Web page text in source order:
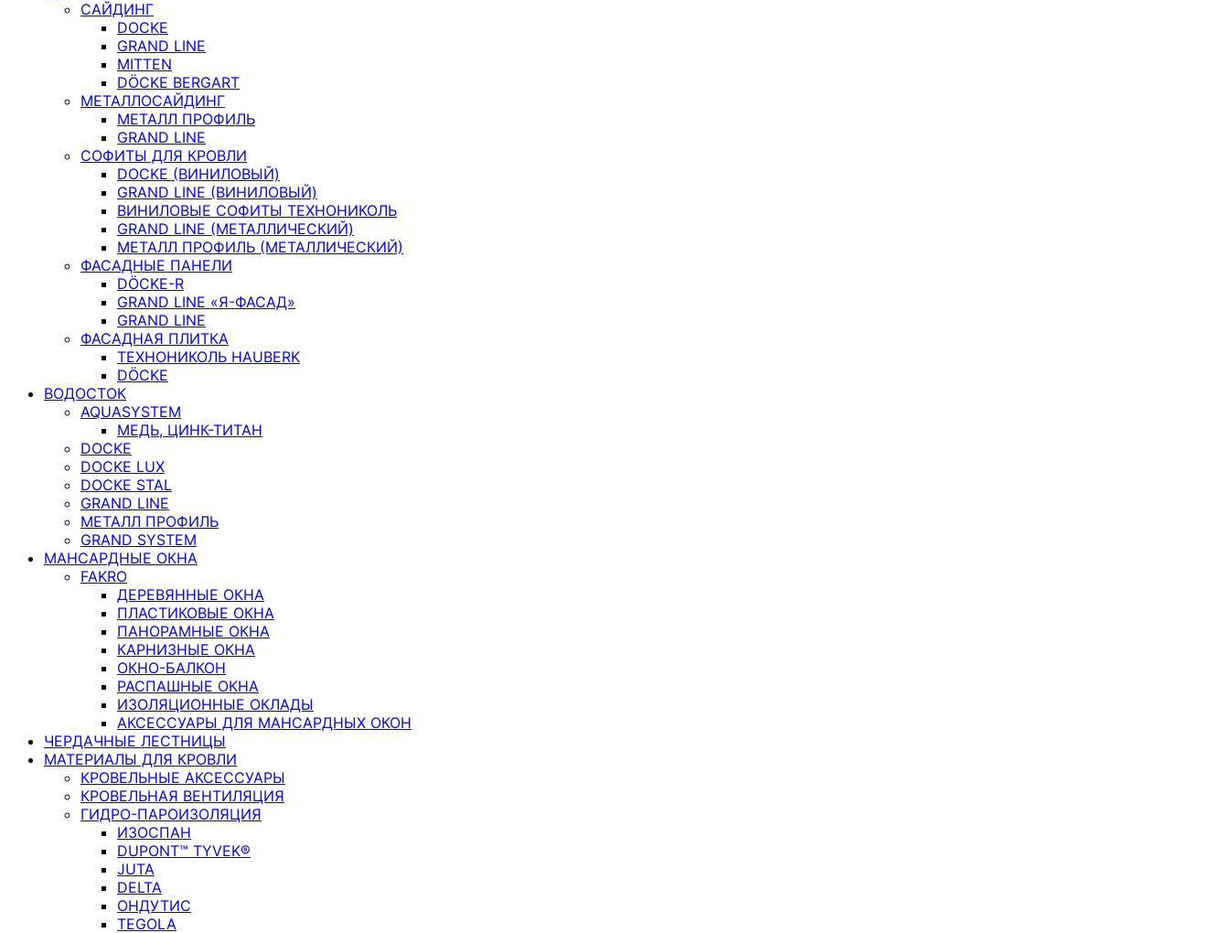
САЙДИНГ
DOCKE
GRAND LINE
MITTEN
DÖCKE BERGART
МЕТАЛЛОСАЙДИНГ
МЕТАЛЛ ПРОФИЛЬ
GRAND LINE
СОФИТЫ ДЛЯ КРОВЛИ
DOCKE (ВИНИЛОВЫЙ)
GRAND LINE (ВИНИЛОВЫЙ)
ВИНИЛОВЫЕ СОФИТЫ ТЕХНОНИКОЛЬ
GRAND LINE (МЕТАЛЛИЧЕСКИЙ)
МЕТАЛЛ ПРОФИЛЬ (МЕТАЛЛИЧЕСКИЙ)
ФАСАДНЫЕ ПАНЕЛИ
DÖCKE-R
GRAND LINE «Я-ФАСАД»
GRAND LINE
ФАСАДНАЯ ПЛИТКА
ТЕХНОНИКОЛЬ HAUBERK
DÖCKE
ВОДОСТОК
AQUASYSTEM
МЕДЬ, ЦИНК-ТИТАН
DOCKE
DOCKE LUX
DOCKE STAL
GRAND LINE
МЕТАЛЛ ПРОФИЛЬ
GRAND SYSTEM
МАНСАРДНЫЕ ОКНА
FAKRO
ДЕРЕВЯННЫЕ ОКНА
ПЛАСТИКОВЫЕ ОКНА
ПАНОРАМНЫЕ ОКНА
КАРНИЗНЫЕ ОКНА
ОКНО-БАЛКОН
РАСПАШНЫЕ ОКНА
ИЗОЛЯЦИОННЫЕ ОКЛАДЫ
АКСЕССУАРЫ ДЛЯ МАНСАРДНЫХ ОКОН
ЧЕРДАЧНЫЕ ЛЕСТНИЦЫ
МАТЕРИАЛЫ ДЛЯ КРОВЛИ
КРОВЕЛЬНЫЕ АКСЕССУАРЫ
КРОВЕЛЬНАЯ ВЕНТИЛЯЦИЯ
ГИДРО-ПАРОИЗОЛЯЦИЯ
ИЗОСПАН
DUPONT™ TYVEK®
JUTA
DELTA
ОНДУТИС
TEGOLA